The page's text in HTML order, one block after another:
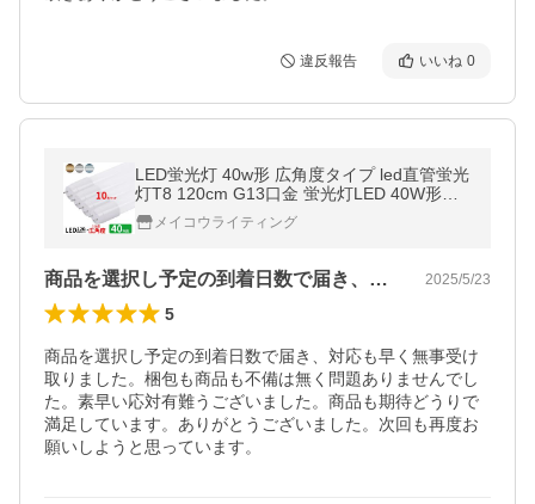
違反報告 いいね 0
LED蛍光灯 40w形 広角度タイプ led直管蛍光
灯T8 120cm G13口金 蛍光灯LED 40W形相
当 FL40S 直管LEDランプ 昼光色 昼白色 電
球色 グロー式工事不要 10本セット
メイコウライティング
商品を選択し予定の到着日数で届き、対応… 2025/5/23
5
商品を選択し予定の到着日数で届き、対応も早く無事受け
取りました。梱包も商品も不備は無く問題ありませんでし
た。素早い応対有難うございました。商品も期待どうりで
満足しています。ありがとうございました。次回も再度お